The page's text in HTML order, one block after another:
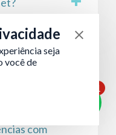
com
1
seja
você de